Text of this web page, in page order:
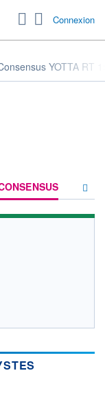
Connexion
YOTTA RT